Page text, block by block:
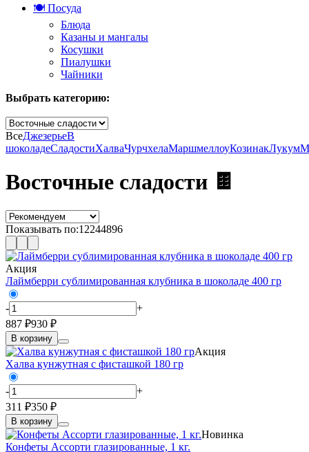
🍽️ Посуда
Блюда
Казаны и мангалы
Косушки
Пиалушки
Чайники
Выбрать категорию:
ВсеДжезерьеВ
шоколадеСладостиХалваЧурчхелаМаршмеллоуКозинакЛукум
Восточные сладости 🍫
Показывать по:12244896
Акция
Лаймберри сублимированная клубника в шоколаде 400 гр
-
+
887 ₽930 ₽
В корзину
Акция
Халва кунжутная с фисташкой 180 гр
-
+
311 ₽350 ₽
В корзину
Новинка
Конфеты Ассорти глазированные, 1 кг.